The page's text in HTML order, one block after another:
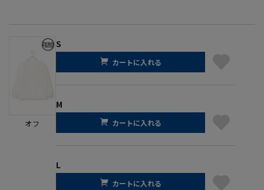
オフ
S
カートに入れる
M
カートに入れる
L
カートに入れる